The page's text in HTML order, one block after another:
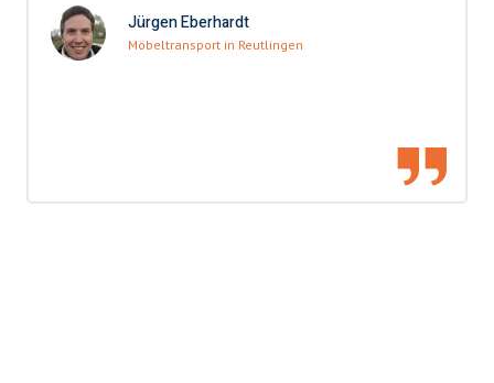
Jürgen Eberhardt
Möbeltransport in Reutlingen